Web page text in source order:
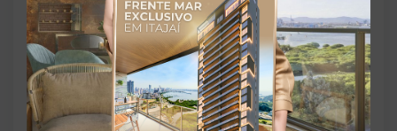
Referência:
O-69898-108069
Perfil: